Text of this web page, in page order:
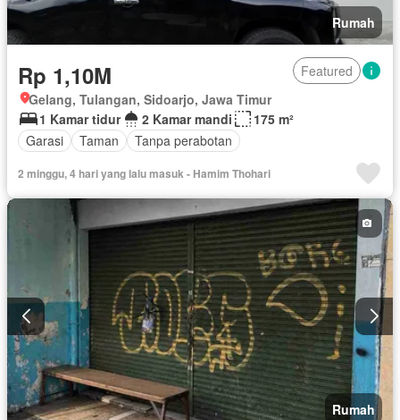
Rumah
Rp 1,10M
Featured
Gelang, Tulangan, Sidoarjo, Jawa Timur
1 Kamar tidur
2 Kamar mandi
175 m²
Garasi
Taman Tanpa perabotan
2 minggu, 4 hari yang lalu masuk - Hamim Thohari
Rumah